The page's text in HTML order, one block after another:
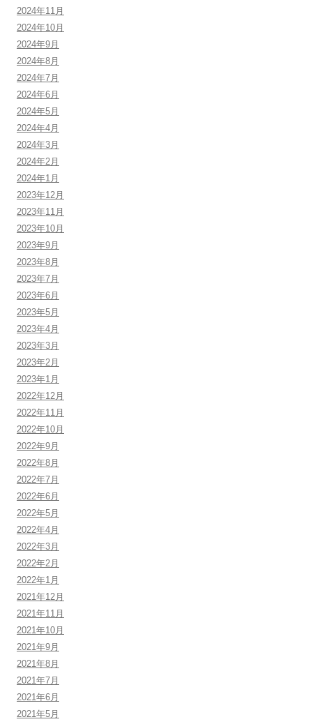
2024年11月
2024年10月
2024年9月
2024年8月
2024年7月
2024年6月
2024年5月
2024年4月
2024年3月
2024年2月
2024年1月
2023年12月
2023年11月
2023年10月
2023年9月
2023年8月
2023年7月
2023年6月
2023年5月
2023年4月
2023年3月
2023年2月
2023年1月
2022年12月
2022年11月
2022年10月
2022年9月
2022年8月
2022年7月
2022年6月
2022年5月
2022年4月
2022年3月
2022年2月
2022年1月
2021年12月
2021年11月
2021年10月
2021年9月
2021年8月
2021年7月
2021年6月
2021年5月